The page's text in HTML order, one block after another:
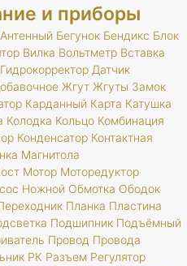
и приборы
Антенный Бегунок Бендикс Блок
Вилка Вольтметр Вставка
Гидрокорректор Датчик
Жгут Жгуты Замок
Карданный Карта Катушка
Колодка Кольцо Комбинация
Конденсатор Контактная
Магнитола
Мотор Моторедуктор
Ножной Обмотка Ободок
Планка Пластина
Подшипник Подъёмный
Провод Провода
РК Разъем Регулятор